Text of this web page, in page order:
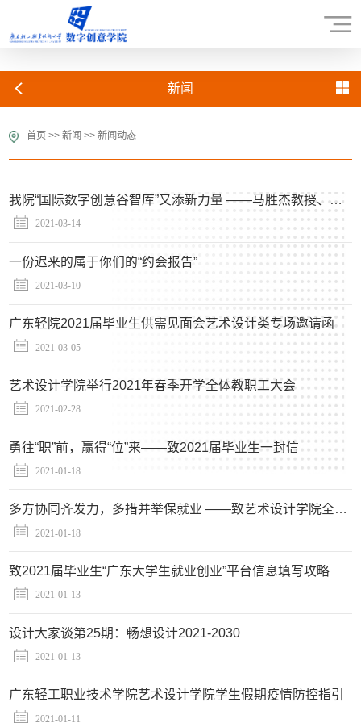
新闻
首页 >>新闻 >>新闻动态
我院“国际数字创意谷智库”又添新力量 ——马胜杰教授、陈文晖教授受聘我院客座教授
2021-03-14
一份迟来的属于你们的“约会报告”
2021-03-10
广东轻院2021届毕业生供需见面会艺术设计类专场邀请函
2021-03-05
艺术设计学院举行2021年春季开学全体教职工大会
2021-02-28
勇往“职”前，赢得“位”来——致2021届毕业生一封信
2021-01-18
多方协同齐发力，多措并举保就业 ——致艺术设计学院全体教师的倡议书
2021-01-18
致2021届毕业生“广东大学生就业创业”平台信息填写攻略
2021-01-13
设计大家谈第25期：畅想设计2021-2030
2021-01-13
广东轻工职业技术学院艺术设计学院学生假期疫情防控指引
2021-01-11